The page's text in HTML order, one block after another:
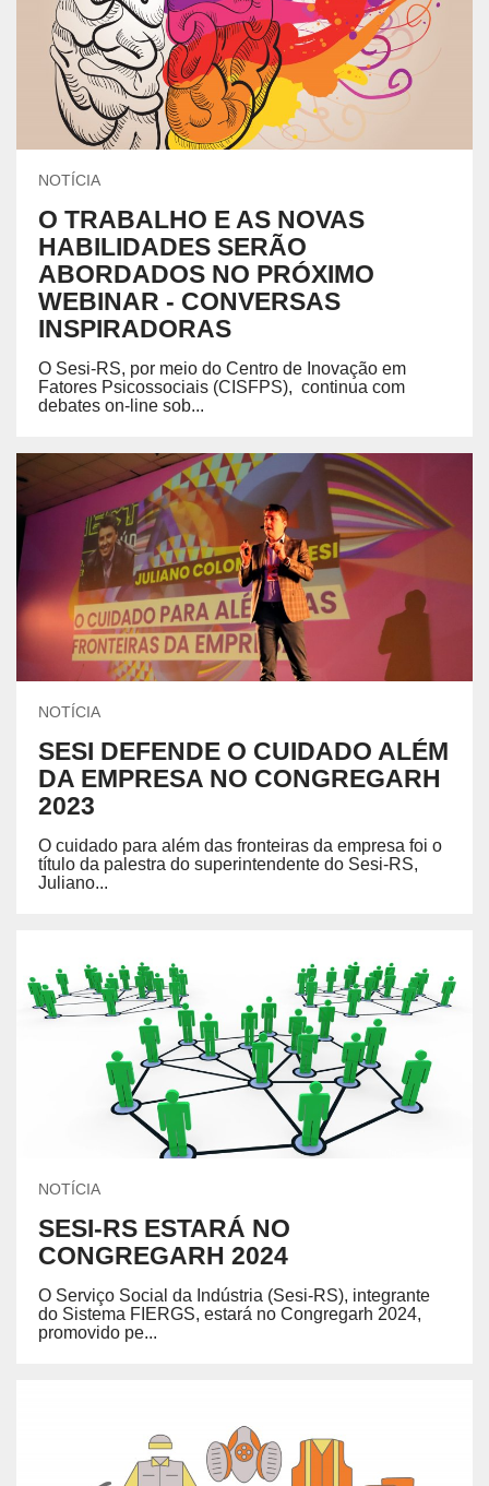
NOTÍCIA
O TRABALHO E AS NOVAS
HABILIDADES SERÃO
ABORDADOS NO PRÓXIMO
WEBINAR - CONVERSAS
INSPIRADORAS
O Sesi-RS, por meio do Centro de Inovação em
Fatores Psicossociais (CISFPS), continua com
debates on-line sob...
NOTÍCIA
SESI DEFENDE O CUIDADO ALÉM
DA EMPRESA NO CONGREGARH
2023
O cuidado para além das fronteiras da empresa foi o
título da palestra do superintendente do Sesi-RS,
Juliano...
NOTÍCIA
SESI-RS ESTARÁ NO
CONGREGARH 2024
O Serviço Social da Indústria (Sesi-RS), integrante
do Sistema FIERGS, estará no Congregarh 2024,
promovido pe...